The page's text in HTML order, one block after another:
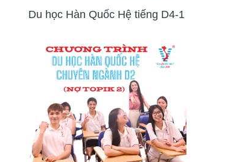
Du học Hàn Quốc Hệ tiếng D4-1